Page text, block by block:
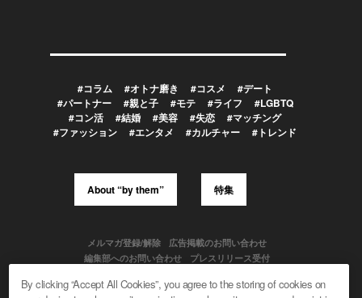
#コラム #オトナ磨き #コスメ
#デート
#パートナー
#親と子 #モテ #ライフ
#LGBTQ
#コン活
#結婚 #美容 #失恋
#マッチング
#ファッション
#エンタメ #カルチャー #トレンド
About “by them” 特集
メルマガ登録/解除
広告掲載のお問い合わせ
編集部へのお問い合わせ
プレスリリース受付
By clicking “Accept All Cookies”, you agree to the storing of cookies on